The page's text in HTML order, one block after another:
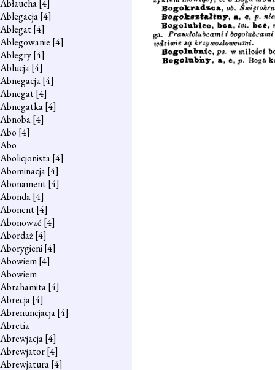
Abłaucha[4]
Ablegacja[4]
Ablegat[4]
Ablegowanie [4]
Ablegry[4]
Ablucja[4]
Abnegacja[4]
Abnegat[4]
Abnegatka[4]
Abnoba[4]
Abo [4]
Abo
Abolicjonista[4]
Abominacja[4]
Abonament[4]
Abonda[4]
Abonent[4]
Abonować [4]
Abordaż[4]
Aborygieni[4]
Abowiem[4]
Abowiem
Abrahamita[4]
Abrecja[4]
Abrenuncjacja[4]
Abretia
Abrewjacja[4]
Abrewjator[4]
Abrewjatura[4]